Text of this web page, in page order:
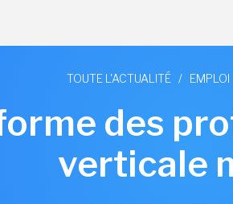
TOUTE L'ACTUALITÉ / EMPLOI
des
verticale